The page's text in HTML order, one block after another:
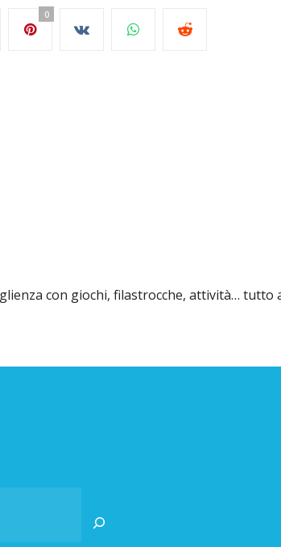
0
con giochi, filastrocche, attività… tutto